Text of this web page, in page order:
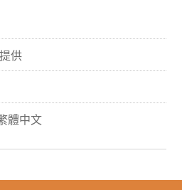
供
體中文